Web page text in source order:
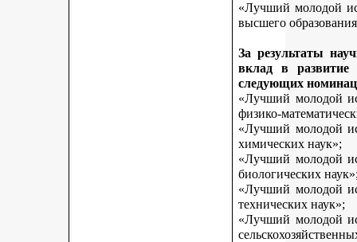
«Лучший молодой
высшего
За результаты
вклад в развитие
следующих
«Лучший молодой
физико-
«Лучший молодой
химических наук»;
«Лучший молодой
биологических
«Лучший молодой
технических наук»;
«Лучший молодой